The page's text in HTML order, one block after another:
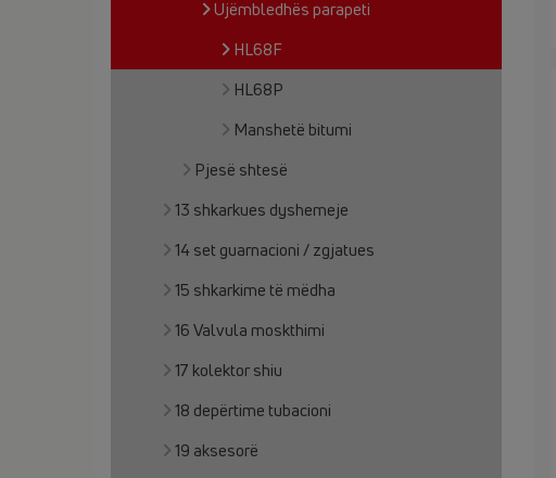
Ujëmbledhës parapeti
HL68F
HL68P
Manshetë bitumi
Pjesë shtesë
13 shkarkues dyshemeje
14 set guarnacioni / zgjatues
15 shkarkime të mëdha
16 Valvula moskthimi
17 kolektor shiu
18 depërtime tubacioni
19 aksesorë